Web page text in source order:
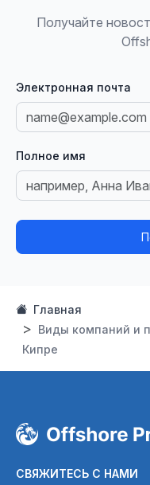
Получайте
Электронная почта
Полное имя
Главная
Виды компаний и
Кипре
СВЯЖИТЕСЬ С НАМИ